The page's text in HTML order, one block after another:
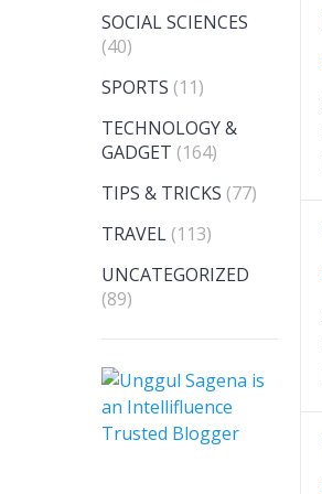
SOCIAL SCIENCES
(40)
SPORTS (11)
TECHNOLOGY &
GADGET (164)
TIPS & TRICKS (77)
TRAVEL (113)
UNCATEGORIZED
(89)